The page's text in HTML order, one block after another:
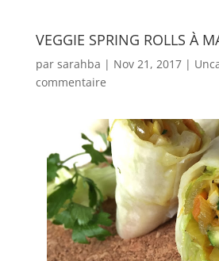
VEGGIE SPRING ROLLS À
par sarahba | Nov 21, 2017|
commentaire